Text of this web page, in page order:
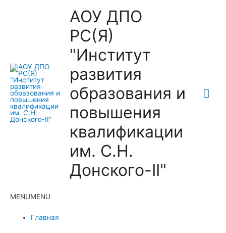
АОУ ДПО
РС(Я)
"Институт
развития
образования и
повышения
квалификации
им. С.Н.
Донского-II"
MENUMENU
Главная